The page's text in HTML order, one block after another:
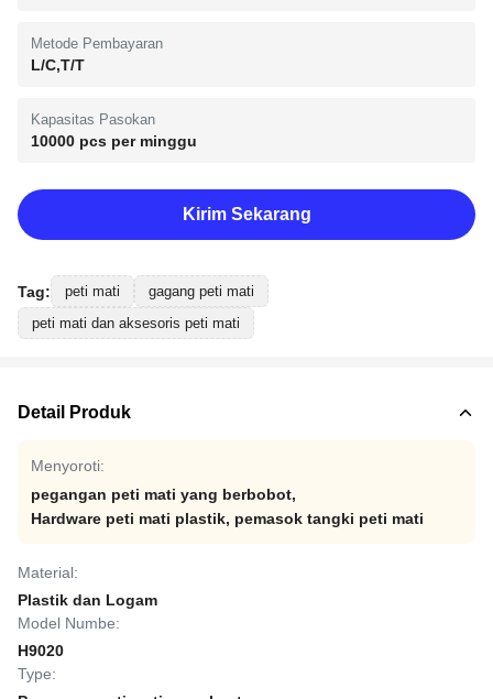
Metode Pembayaran
L/C,T/T
Kapasitas Pasokan
10000 pcs per minggu
Kirim Sekarang
Tag: peti mati
gagang peti mati
peti mati dan aksesoris peti mati
Detail Produk
Menyoroti:
pegangan peti mati yang berbobot,
Hardware peti mati plastik, pemasok tangki peti mati
Material:
Plastik dan Logam
Model Numbe:
H9020
Type: